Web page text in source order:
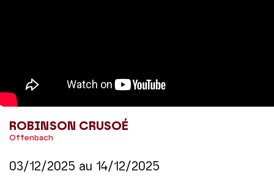
ROBINSON CRUSOÉ
Offenbach
03/12/2025 au 14/12/2025